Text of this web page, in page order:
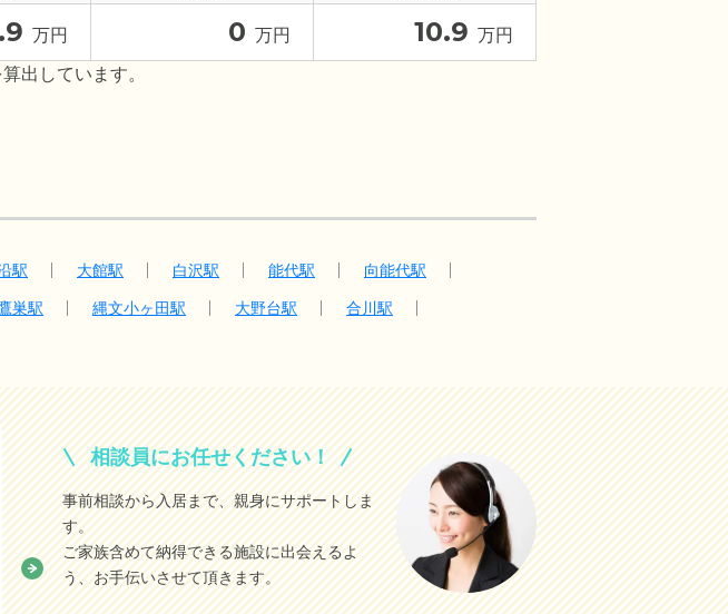
万円 0 万円 10.9 万円
出しています。
駅 大館駅 白沢駅 能代駅
向能代駅
巣駅 縄文小ヶ田駅 大野台駅
合川駅
相談員にお任せください！
事前相談から入居まで、親身にサポートしま
す。
ご家族含めて納得できる施設に出会えるよ
う、お手伝いさせて頂きます。